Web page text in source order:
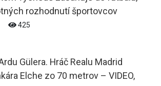
rozhodnutí športovcov
425